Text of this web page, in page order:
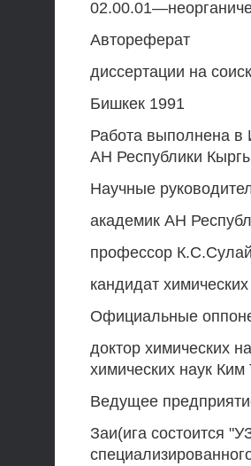
Автореферат
диссертации на
Бишкек 1991
Работа выполнена в
АН Республики
Научные
академик АН
профессор
кандидат
Официальные
доктор химических
химических наук Ким
Ведущее
Заи(ига состоится